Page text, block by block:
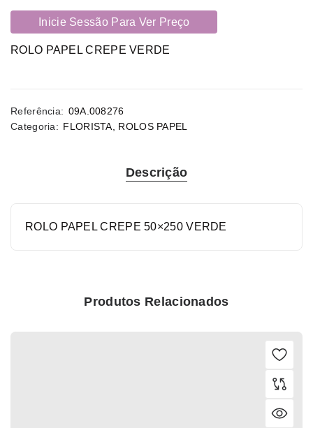
Inicie Sessão Para Ver Preço
ROLO PAPEL CREPE VERDE
Referência: 09A.008276
Categoria: FLORISTA ROLOS PAPEL
Descrição
ROLO PAPEL CREPE 50×250 VERDE
Produtos Relacionados